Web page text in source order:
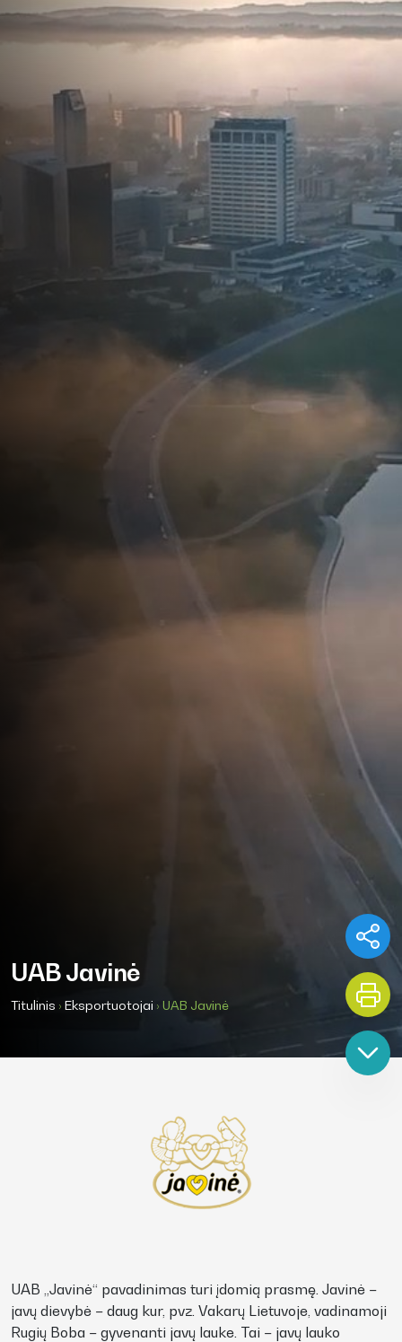
UAB Javinė
Titulinis › Eksportuotojai › UAB Javinė
UAB „Javinė“ pavadinimas turi įdomią prasmę. Javinė –
javų dievybė – daug kur, pvz. Vakarų Lietuvoje, vadinamoji
Rugių Boba – gyvenanti javų lauke. Tai – javų lauko